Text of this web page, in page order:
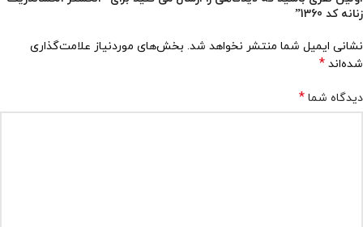
زنانه کد 1360”
نشانی ایمیل شما منتشر نخواهد شد. بخش‌های موردنیاز علامت‌گذاری
شده‌اند *
دیدگاه شما *